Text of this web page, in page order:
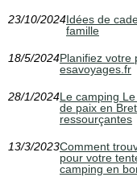
23/10/2024Idées de
famille
18/5/2024Planifiez votre
esavoyages.fr
28/1/2024Le camping
de paix en
ressourçantes
13/3/2023Comment
pour votre
camping en